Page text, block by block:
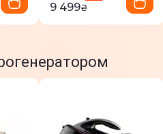
9 499₴